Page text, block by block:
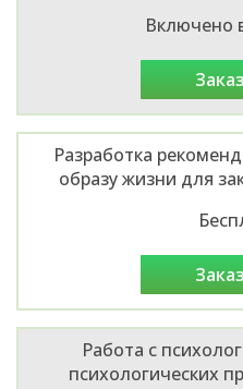
Включено
Разработка
образу жизни для
Работа с
психологических